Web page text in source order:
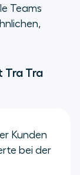
Teams
Tra Tra
Kunden
bei der